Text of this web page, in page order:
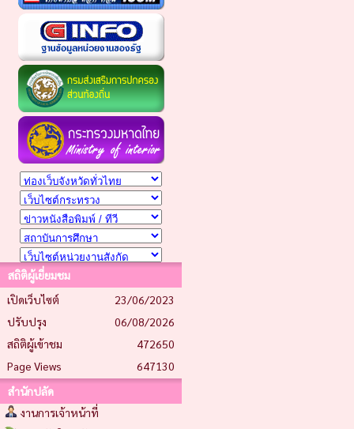
สถิติผู้เยี่ยมชม
เปิดเว็บไซต์
23/06/2023
ปรับปรุง
06/08/2026
สถิติผู้เข้าชม
472650
Page Views
647130
สำนักปลัด
งานการเจ้าหน้าที่